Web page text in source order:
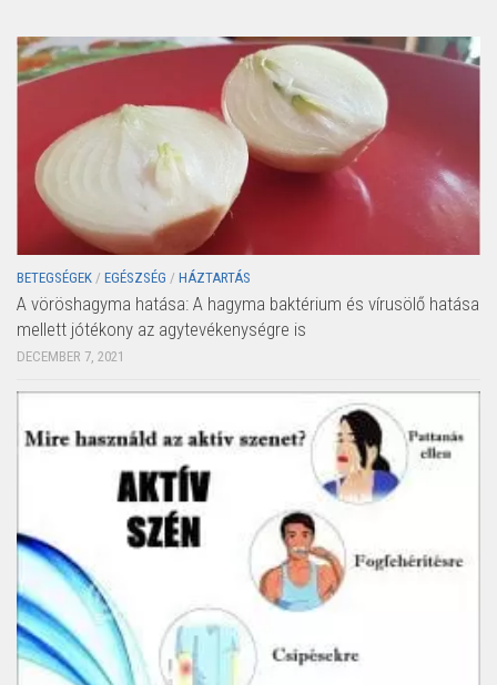
BETEGSÉGEK / EGÉSZSÉG / HÁZTARTÁS
A vöröshagyma hatása: A hagyma baktérium és vírusölő hatása
mellett jótékony az agytevékenységre is
DECEMBER 7, 2021